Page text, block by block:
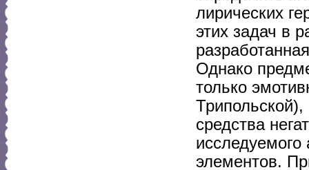
лирических
этих задач в
Однако
только
средства
элементов.